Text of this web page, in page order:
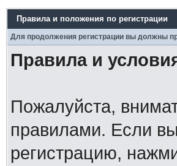
Правила и положения по регистрации
Для продолжения регистрации вы должны
Правила и
Пожалуйста,
правилами. Если
регистрацию,